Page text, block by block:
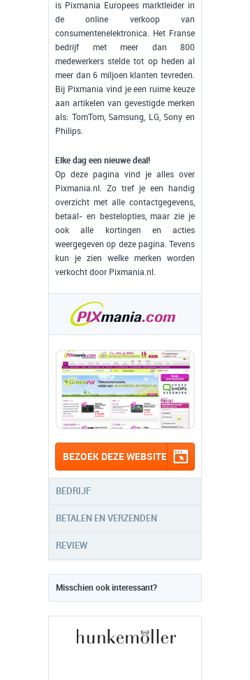
is Pixmania Europees marktleider in
de online verkoop van
consumentenelektronica. Het Franse
bedrijf met meer dan 800
medewerkers stelde tot op heden al
meer dan 6 miljoen klanten tevreden.
Bij Pixmania vind je een ruime keuze
aan artikelen van gevestigde merken
als: TomTom, Samsung, LG, Sony en
Philips.
Elke dag een nieuwe deal!
Op deze pagina vind je alles over
Pixmania.nl. Zo tref je een handig
overzicht met alle contactgegevens,
betaal- en bestelopties, maar zie je
ook alle kortingen en acties
weergegeven op deze pagina. Tevens
kun je zien welke merken worden
verkocht door Pixmania.nl.
BEZOEK DEZE WEBSITE
BEDRIJF
BETALEN EN VERZENDEN
REVIEW
Misschien ook interessant?